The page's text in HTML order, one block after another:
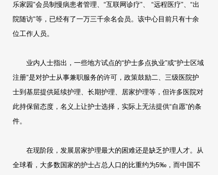
乐家园”会员制慢病患者管理、“互联网诊疗”、 “远程医疗”、“出
院随访”等，已经有了一万三千余名会员。该中心目前只有十余
位工作人员。
业内人士指出，一些地方试点的“护士多点执业”或“护士区域
注册”是对护士从事兼职服务的许可，政策鼓励二、三级医院护
士到基层提供延续护理、长期护理、居家护理等，但许多医院对
此持保留态度，名义上让护士选择，实际上无法提供“自愿”的条
件。
在现阶段，发展居家护理最大的困难还是缺乏护理人才。从
全球看，大多数国家的护士占总人口的比重约为5‰，而中国不